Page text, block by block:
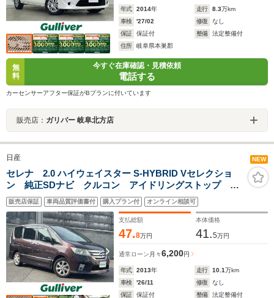
年式 2014年 走行 8.3万km
車検
'27/02 修復
なし
保証
保証付 整備
法定整備付
住所
岐阜県本巣郡
無
料
今すぐ在庫確認・見積依頼
電話する
カーセンサーアフター保証がBプランに付いています
販売店： ガリバー 岐阜北方店
日産 NEW
セレナ 2.0 ハイウェイスター S-HYBRID Vセレクショ
ン 純正SDナビ クルコン アイドリングストップ 両
側パワースライドドア 横滑り防止システム 衝突軽減
ブレーキ プッシュスタート バックカメラ ドライブ
レコーダー前方 スマートキー ETC
販売店保証 車両品質評価書付 購入プラン付 オンライン相談可
支払総額
47.8万円
本体価格
41.5万円
通常ローン 月々6,200円
年式 2013年 走行 10.1万km
車検
'26/11 修復
なし
保証
保証付 整備
法定整備付